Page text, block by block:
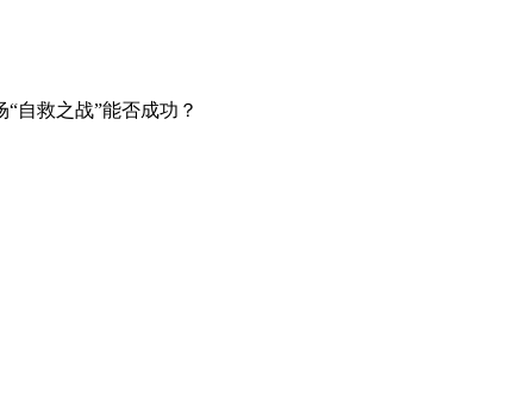
自救之战”能否成功？